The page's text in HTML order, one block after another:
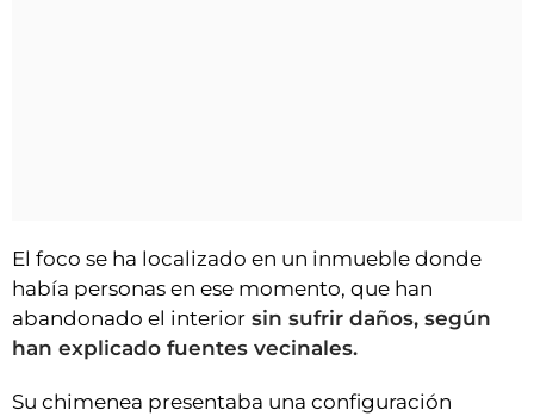
El foco se ha localizado en un inmueble donde
había personas en ese momento, que han
abandonado el interior sin sufrir daños, según
han explicado fuentes vecinales.
Su chimenea presentaba una configuración